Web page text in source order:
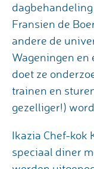
Fransien de
andere de
Wageningen en
doet ze
trainen en
gezelliger!)
Ikazia Chef-kok
speciaal diner